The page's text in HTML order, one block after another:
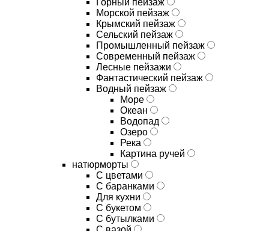
Горный пейзаж
Морской пейзаж
Крымский пейзаж
Сельский пейзаж
Промышленный пейзаж
Современный пейзаж
Лесные пейзажи
Фантастический пейзаж
Водный пейзаж
Море
Океан
Водопад
Озеро
Река
Картина ручей
натюрморты
С цветами
С баранками
Для кухни
C букетом
C бутылками